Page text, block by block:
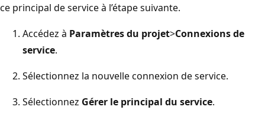
ce principal de service à l’étape suivante.
Accédez à Paramètres du projet>Connexions de
service.
Sélectionnez la nouvelle connexion de service.
Sélectionnez Gérer le principal du service.